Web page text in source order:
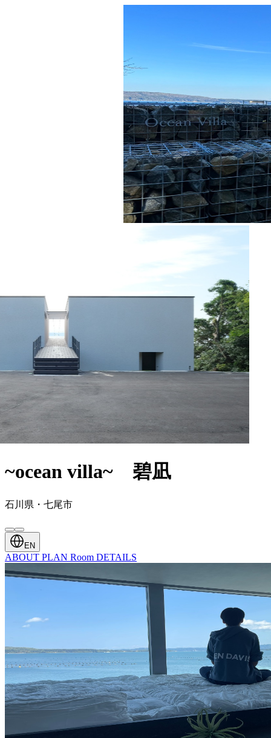
~ocean villa~ 碧凪
石川県・七尾市
EN
ABOUT PLAN Room DETAILS